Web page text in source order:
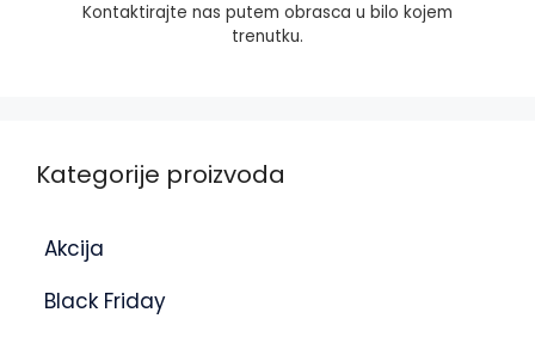
Kontaktirajte nas putem obrasca u bilo kojem
trenutku.
Kategorije proizvoda
Akcija
Black Friday